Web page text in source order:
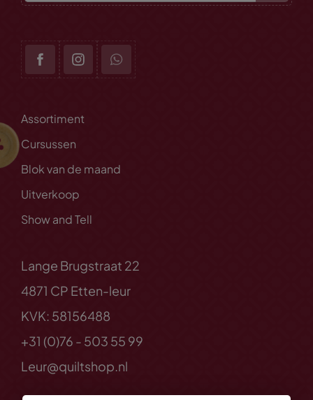
Assortiment
Cursussen
Blok van de maand
Uitverkoop
Show and Tell
Lange Brugstraat 22
4871 CP Etten-leur
KVK: 58156488
+31 (0)76 - 503 55 99
Leur@quiltshop.nl